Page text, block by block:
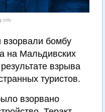
взорвали бомбу
на Мальдивских
взрыва
туристов.
взорвано